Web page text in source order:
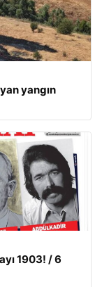
yangın
1903! / 6